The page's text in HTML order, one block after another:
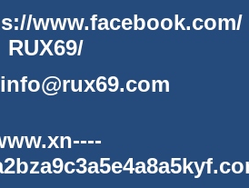
www.facebook.com/
RUX69/
info@rux69.com